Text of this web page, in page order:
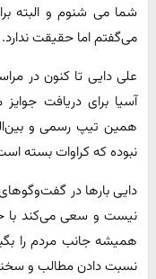
شما می شنوم و البته
می‌گفتم اما حقیقت ندارد.
علی دایی تا کنون در
آسیا برای دریافت
همین تیپ رسمی و
نبوده که کراوات بسته
دایی بارها در
نیست و سعی می‌کند با
همیشه جانب مردم را
نسبت دادن مطالب و